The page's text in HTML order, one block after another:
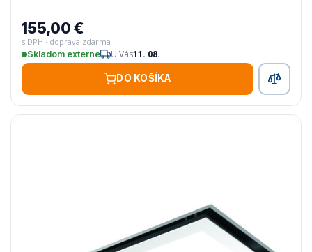
155,00 €
s DPH · doprava zdarma
Skladom externe
U Vás11. 08.
DO KOŠÍKA